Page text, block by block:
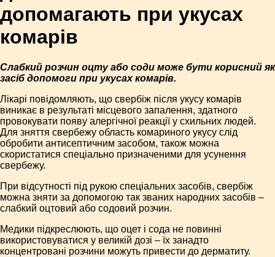
допомагають при укусах
комарів
Слабкий розчин оцту або соди може бути корисний як
засіб допомоги при укусах комарів.
Лікарі повідомляють, що свербіж після укусу комарів
виникає в результаті місцевого запалення, здатного
провокувати появу алергічної реакції у схильних людей.
Для зняття свербежу область комариного укусу слід
обробити антисептичним засобом, також можна
скористатися спеціально призначеними для усунення
свербежу.
При відсутності під рукою спеціальних засобів, свербіж
можна зняти за допомогою так званих народних засобів –
слабкий оцтовий або содовий розчин.
Медики підкреслюють, що оцет і сода не повинні
використовуватися у великій дозі – їх занадто
концентровані розчини можуть привести до дерматиту.